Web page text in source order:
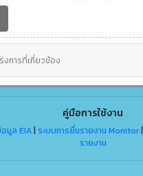
งการที่เกี่ยวข้อง
คู่มือการใช้งาน
มูล EIA| ระบบการยื่นรายงาน Monitor|
รายงาน